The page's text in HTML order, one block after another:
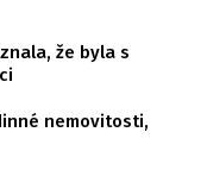
že byla s
nemovitosti,